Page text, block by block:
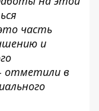
часть
и
отметили в